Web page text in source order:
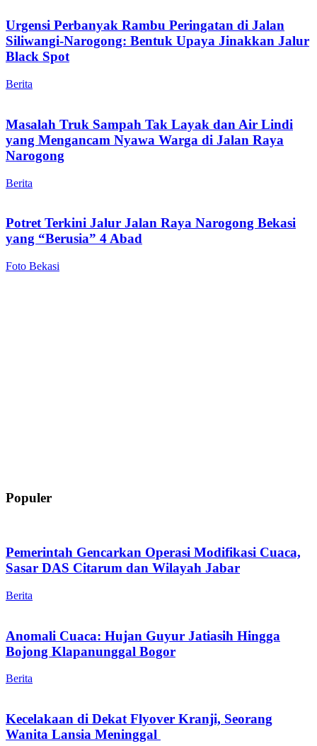
Urgensi Perbanyak Rambu Peringatan di Jalan
Siliwangi-Narogong: Bentuk Upaya Jinakkan Jalur
Black Spot
Berita
Masalah Truk Sampah Tak Layak dan Air Lindi
yang Mengancam Nyawa Warga di Jalan Raya
Narogong
Berita
Potret Terkini Jalur Jalan Raya Narogong Bekasi
yang “Berusia” 4 Abad
Foto Bekasi
Populer
Pemerintah Gencarkan Operasi Modifikasi Cuaca,
Sasar DAS Citarum dan Wilayah Jabar
Berita
Anomali Cuaca: Hujan Guyur Jatiasih Hingga
Bojong Klapanunggal Bogor
Berita
Kecelakaan di Dekat Flyover Kranji, Seorang
Wanita Lansia Meninggal